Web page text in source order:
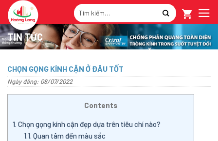
Skip
content
Tìm
kiếm:
TIN TỨC
CHỌN GỌNG KÍNH CẬN Ở ĐÂU TỐT
Ngày đăng: 08/07/2022
Contents
1. Chọn gọng kính cận đẹp dựa trên tiêu chí nào?
1.1. Quan tâm đến màu sắc